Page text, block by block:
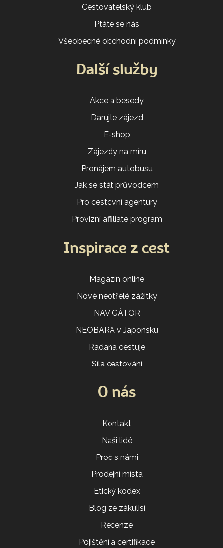
Cestovatelský klub
Ptáte se nás
Všeobecné obchodní podmínky
Další služby
Akce a besedy
Darujte zájezd
E-shop
Zájezdy na míru
Pronájem autobusu
Jak se stát průvodcem
Pro cestovní agentury
Provizní affiliate program
Inspirace z cest
Magazín online
Nové neotřelé zážitky
NAVIGÁTOR
NEOBARA v Japonsku
Radana cestuje
Síla cestování
O nás
Kontakt
Naši lidé
Proč s námi
Prodejní místa
Etický kodex
Blog ze zákulisí
Recenze
Pojištění a certifikace